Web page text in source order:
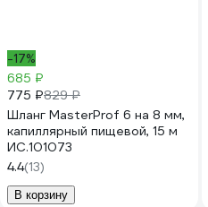
-17%
685 ₽
775 ₽829 ₽
Шланг MasterProf 6 на 8 мм,
капиллярный пищевой, 15 м
ИС.101073
4.4(13)
В корзину